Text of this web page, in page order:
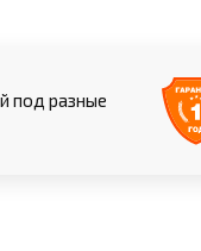
под разные